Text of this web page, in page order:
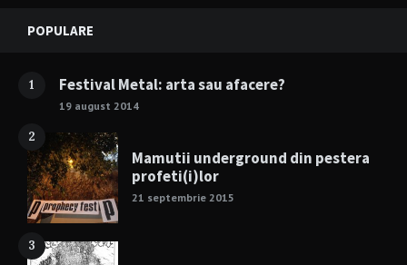
Widgets
POPULARE
1 Festival Metal: arta sau afacere?
19 august 2014
2
Mamutii underground din pestera
profeti(i)lor
21 septembrie 2015
3